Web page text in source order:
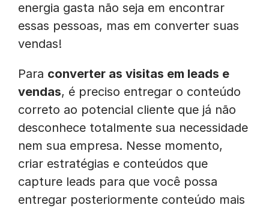
energia gasta não seja em encontrar
essas pessoas, mas em converter suas
vendas!
Para converter as visitas em leads e
vendas, é preciso entregar o conteúdo
correto ao potencial cliente que já não
desconhece totalmente sua necessidade
nem sua empresa. Nesse momento,
criar estratégias e conteúdos que
capture leads para que você possa
entregar posteriormente conteúdo mais